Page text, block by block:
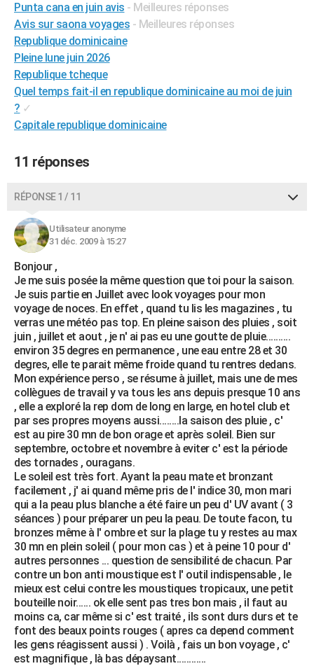
Alimentation
Guide de la santé
Maladies
Médicaments
Sommeil
Destinations
City break
Voyage nature
Voyage de noces
Forum
Climat
PHOTO
GUIDES D'ACHAT
BONS PLANS
CARTE DE VOEUX
Carte de Noël
Carte Bonne année
Carte Saint-Valentin
Carte Pâques
Carte d'anniversaire
DICTIONNAIRE
S'inscrire
Se connecter
Lycées
Collèges
Primaires
Universités
Entreprises
Service militaire
Avis de recherche
AVIS DE DÉCÈS
FORUM
Bricolage
Lifestyle
Culture
Sport
Auto
Television
Voyage
Cinema
Punta cana en juin avis - Meilleures réponses
Avis sur saona voyages - Meilleures réponses
Republique dominicaine
Pleine lune juin 2026
Republique tcheque
Quel temps fait-il en republique dominicaine au moi de juin
? ✓
Capitale republique dominicaine
11 réponses
RÉPONSE 1 / 11
Utilisateur anonyme
31 déc. 2009 à 15:27
Bonjour ,
Je me suis posée la même question que toi pour la saison.
Je suis partie en Juillet avec look voyages pour mon
voyage de noces. En effet , quand tu lis les magazines , tu
verras une météo pas top. En pleine saison des pluies , soit
juin , juillet et aout , je n' ai pas eu une goutte de pluie..........
environ 35 degres en permanence , une eau entre 28 et 30
degres, elle te parait même froide quand tu rentres dedans.
Mon expérience perso , se résume à juillet, mais une de mes
collègues de travail y va tous les ans depuis presque 10 ans
, elle a exploré la rep dom de long en large, en hotel club et
par ses propres moyens aussi........la saison des pluie , c'
est au pire 30 mn de bon orage et après soleil. Bien sur
septembre, octobre et novembre à eviter c' est la période
des tornades , ouragans.
Le soleil est très fort. Ayant la peau mate et bronzant
facilement , j' ai quand même pris de l' indice 30, mon mari
qui a la peau plus blanche a été faire un peu d' UV avant ( 3
séances ) pour préparer un peu la peau. De toute facon, tu
bronzes même à l' ombre et sur la plage tu y restes au max
30 mn en plein soleil ( pour mon cas ) et à peine 10 pour d'
autres personnes ... question de sensibilité de chacun. Par
contre un bon anti moustique est l' outil indispensable , le
mieux est celui contre les moustiques tropicaux, une petit
bouteille noir...... ok elle sent pas tres bon mais , il faut au
moins ca, car même si c' est traité , ils sont durs durs et te
font des beaux points rouges ( apres ca depend comment
les gens réagissent aussi ) . Voilà , fais un bon voyage , c'
est magnifique , là bas dépaysant............